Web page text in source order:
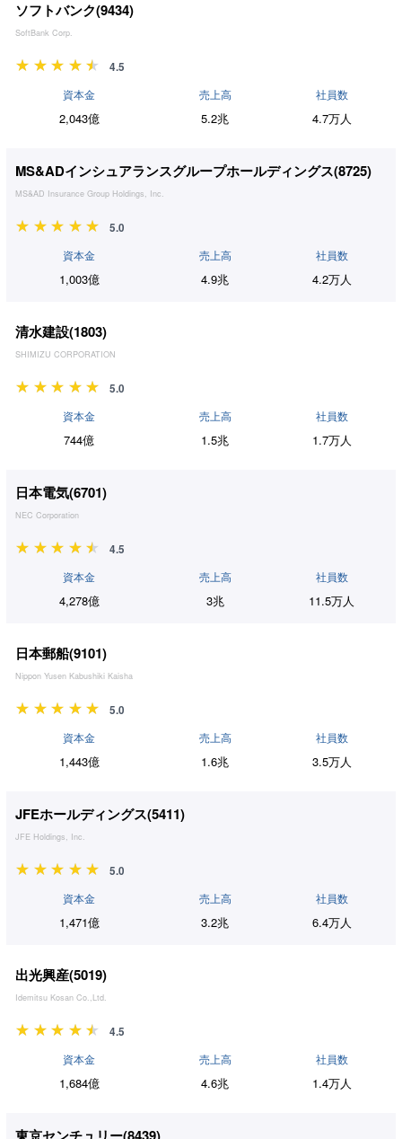
ソフトバンク(9434)
SoftBank Corp.
4.5
資本金
2,043億
売上高
5.2兆
社員数
4.7万人
MS&ADインシュアランスグループホールディングス(8725)
MS&AD Insurance Group Holdings, Inc.
5.0
資本金
1,003億
売上高
4.9兆
社員数
4.2万人
清水建設(1803)
SHIMIZU CORPORATION
5.0
資本金
744億
売上高
1.5兆
社員数
1.7万人
日本電気(6701)
NEC Corporation
4.5
資本金
4,278億
売上高
3兆
社員数
11.5万人
日本郵船(9101)
Nippon Yusen Kabushiki Kaisha
5.0
資本金
1,443億
売上高
1.6兆
社員数
3.5万人
JFEホールディングス(5411)
JFE Holdings, Inc.
5.0
資本金
1,471億
売上高
3.2兆
社員数
6.4万人
出光興産(5019)
Idemitsu Kosan Co.,Ltd.
4.5
資本金
1,684億
売上高
4.6兆
社員数
1.4万人